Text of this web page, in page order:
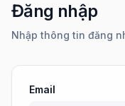
Đăng nhập
Nhập thông tin đăng
Email